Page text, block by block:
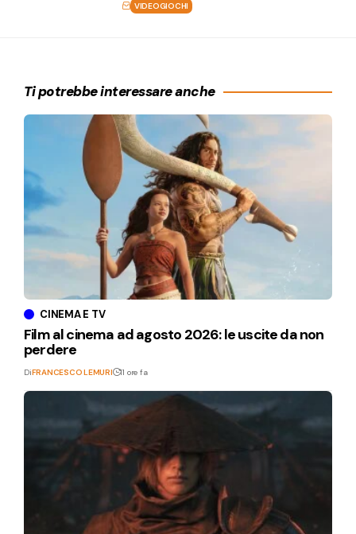
VIDEOGIOCHI
Ti potrebbe interessare anche
CINEMA E TV
Film al cinema ad agosto 2026: le uscite da non
perdere
DiFRANCESCO LEMURI 11 ore fa